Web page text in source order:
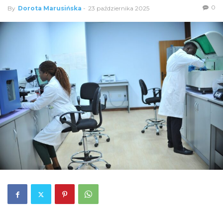
By Dorota Marusińska - 23 października 2025 0